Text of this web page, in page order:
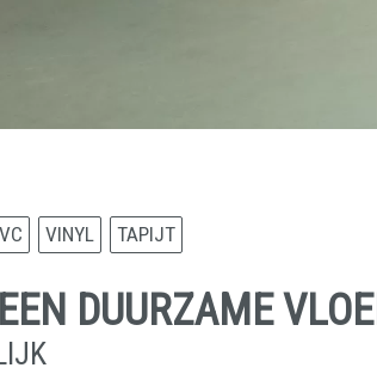
VINYL TAPIJT
DUURZAME